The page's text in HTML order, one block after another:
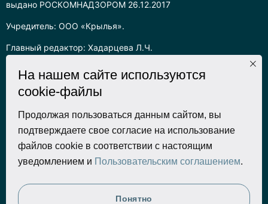
выдано РОСКОМНАДЗОРОМ 26.12.2017
Учредитель: ООО «Крылья».
Главный редактор: Хадарцева Л.Ч.
Информация на сайте предназначена для лиц старше 16 лет.
Все права на любые материалы, опубликованные на сайте,
защищены в соответствии с российским законодательством
об интеллектуальной собственности. Любое использование
текстовых, фото, аудио и видеоматериалов возможно только
с согласия правообладателя (ООО «Крылья») и при строгом
наличии ссылки на ресурс. Для сетевых ресурсов –
гиперссылка.
Разработка сайта
На нашем сайте используются
cookie-файлы
Продолжая пользоваться данным сайтом, вы
подтверждаете свое согласие на использование
файлов cookie в соответствии с настоящим
уведомлением и Пользовательским соглашением.
Понятно